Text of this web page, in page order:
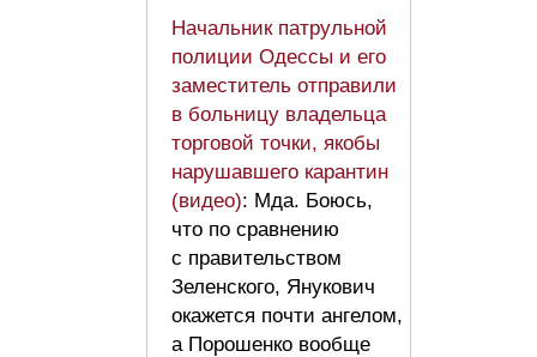
Начальник патрульной
полиции Одессы и его
заместитель отправили
в больницу владельца
торговой точки, якобы
нарушавшего карантин
(видео): Мда. Боюсь,
что по сравнению
с правительством
Зеленского, Янукович
окажется почти ангелом,
а Порошенко вообще